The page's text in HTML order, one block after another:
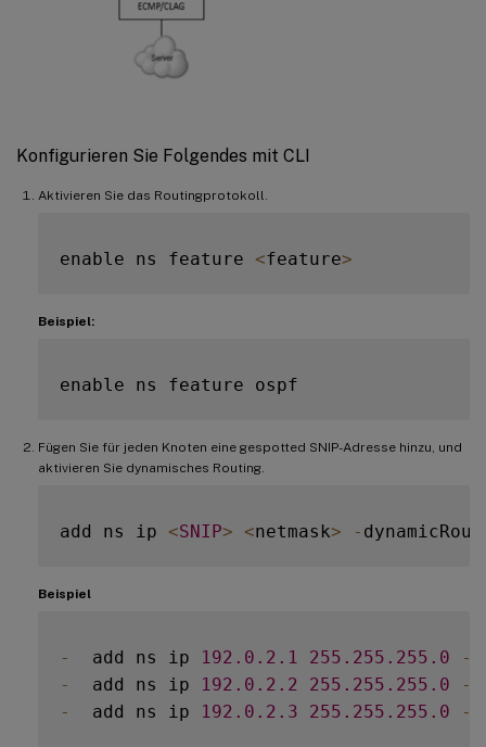
Konfigurieren Sie Folgendes mit CLI
Aktivieren Sie das Routingprotokoll.
enable ns feature <feature>
Beispiel:
Fügen Sie für jeden Knoten eine gespotted SNIP-Adresse hinzu, und
aktivieren Sie dynamisches Routing.
add ns ip <SNIP> <netmask> -
Beispiel
-
  add ns ip
192.0 .2 .1 255.255 .255 .0 -
-
  add ns ip
192.0 .2 .2 255.255 .255 .0 -
-
  add ns ip
192.0 .2 .3 255.255 .255 .0 -